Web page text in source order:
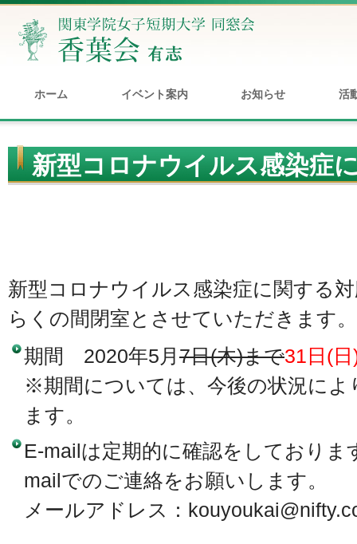
ホーム イベント案内 お知らせ 活
新型コロナウイルス感染症
新型コロナウイルス感染症に関する
らくの間閉室とさせていただきます。
期間 2020年5月 7日(木)まで31日(
※期間については、今後の状況によ
ます。
E-mailは定期的に確認をしておりま
mailでのご連絡をお願いします。
メールアドレス：